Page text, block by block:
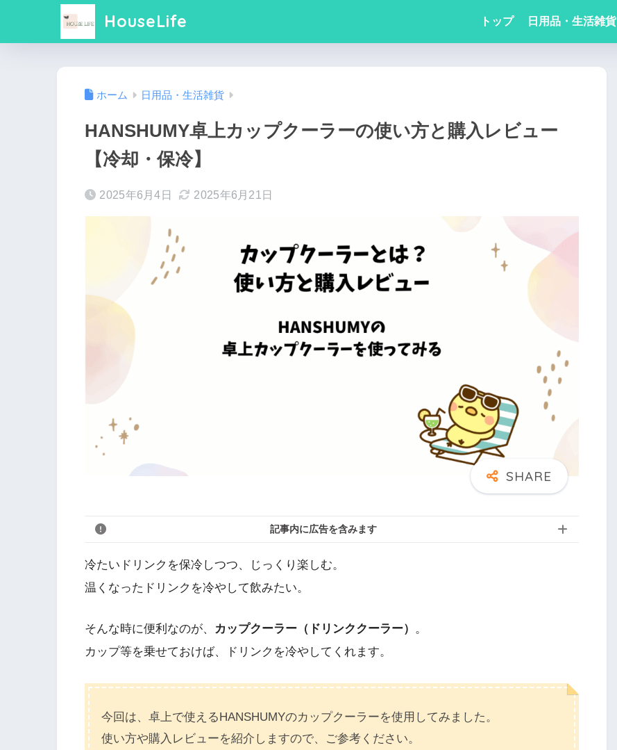
HouseLife トップ 日用品・生活雑貨
ホーム 日用品・生活雑貨
HANSHUMY卓上カップクーラーの使い方と購入レビュー
【冷却・保冷】
2025年6月4日 2025年6月21日
記事内に広告を含みます
冷たいドリンクを保冷しつつ、じっくり楽しむ。
温くなったドリンクを冷やして飲みたい。
そんな時に便利なのが、 カップクーラー（ドリンククーラー） 。
カップ等を乗せておけば、ドリンクを冷やしてくれます。
今回は、卓上で使えるHANSHUMYのカップクーラーを使用してみました。
使い方や購入レビューを紹介しますので、ご参考ください。